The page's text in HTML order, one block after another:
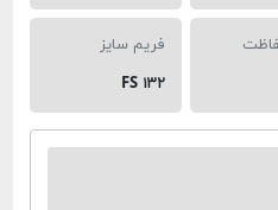
فریم سایز
FS ۱۳۲